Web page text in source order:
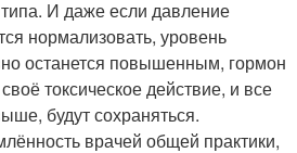
И даже если давление
нормализовать, уровень
останется повышенным, гормон
токсическое действие, и все
будут сохраняться.
врачей общей практики,